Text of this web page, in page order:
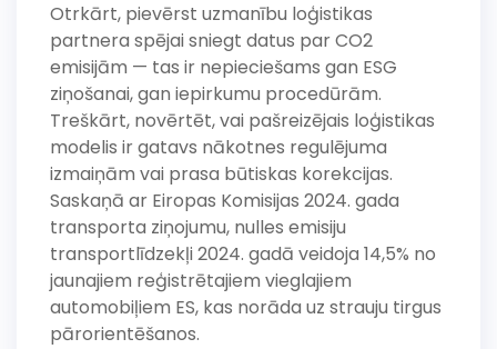
Otrkārt, pievērst uzmanību loģistikas
partnera spējai sniegt datus par CO2
emisijām — tas ir nepieciešams gan ESG
ziņošanai, gan iepirkumu procedūrām.
Treškārt, novērtēt, vai pašreizējais loģistikas
modelis ir gatavs nākotnes regulējuma
izmaiņām vai prasa būtiskas korekcijas.
Saskaņā ar Eiropas Komisijas 2024. gada
transporta ziņojumu, nulles emisiju
transportlīdzekļi 2024. gadā veidoja 14,5% no
jaunajiem reģistrētajiem vieglajiem
automobiļiem ES, kas norāda uz strauju tirgus
pārorientēšanos.